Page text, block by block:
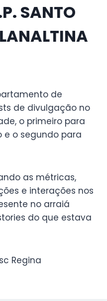
SANTO
de
de divulgação no
o primeiro para
e o segundo para
as métricas,
e interações nos
no arraiá
do que estava
Regina